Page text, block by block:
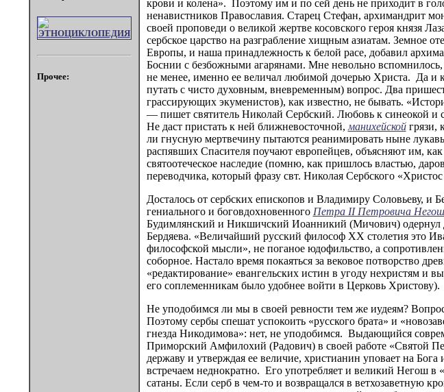
Прочее:
крови и колена». Поэтому им и по сей день не приходит в
ненавистников Православия. Старец Стефан, архимандрит
своей проповеди о великой жертве косовского героя князя
сербское царство на разграбление хищным азиатам. Земное
Европы, и наша принадлежность к белой расе, добавил
Боснии с безбожными агарянами. Мне невольно
не менее, именно ее величал любимой дочерью Христа. Да и
путать с чисто духовным, вневременным) вопрос. Два
грассирующих экуменистов), как известно, не бывать.
— пишет святитель Николай Сербский. Любовь к синеокой и
Не даст пристать к ней ближневосточной, манихейскойгрязи,
ли гнусную мертвечину пытаются реанимировать ныне
распявших Спасителя поучают европейцев, объясняют им,
святоотеческое наследие (помню, как пришлось властью,
переводчика, который фразу свт. Николая Сербского
Досталось от сербских епископов и Владимиру Соловьеву, и
гениального и боговдохновенного Петра II Петровича
Будимлянский и Никшичский Иоанникий (Мичович) одернул
Бердяева. «Величайший русский философ ХХ столетия это
философской мысли», не поганое юдофильство, а
соборное. Настало время покаяться за вековое потворство
«редактирование» евангельских истин в угоду нехристям и
его соплеменникам было удобнее войти в Церковь Христову).
Не уподобимся ли мы в своей ревности тем же иудеям?
Поэтому сербы спешат успокоить «русского брата» и
гнезда Никодимова»: нет, не уподобимся. Выдающийся
Приморский Амфилохий (Радович) в своей работе «Святой
державу и утверждая ее величие, христианин уповает на
встречаем неднократно. Его употребляет и великий Негош в
сатаны. Если серб в чем-то и возвращался в ветхозаветную